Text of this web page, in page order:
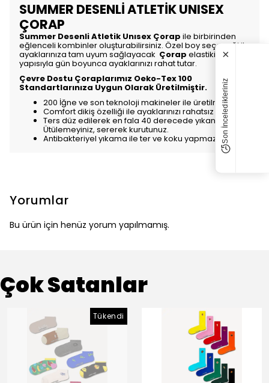
SUMMER DESENLİ ATLETİK UNISEX
ÇORAP
Summer Desenli Atletik Unısex Çorap ile birbirinden
eğlenceli kombinler oluşturabilirsiniz. Özel boy seçeneği ile
ayaklarınıza tam uyum sağlayacak Çorap elastiki
yapısıyla gün boyunca ayaklarınızı rahat tutar.
Çevre Dostu Çoraplarımız Oeko-Tex 100
Standartlarınıza Uygun Olarak Üretilmiştir.
200 İğne ve son teknoloji makineler ile üretilmiştir.
Comfort dikiş özelliği ile ayaklarınızı rahatsız etmez.
Ters düz edilerek en fala 40 derecede yıkanabilir.
Ütülemeyiniz, sererek kurutunuz.
Antibakteriyel yıkama ile ter ve koku yapmaz.
Yorumlar
Bu ürün için henüz yorum yapılmamış.
Çok Satanlar
Tükendi
×
Son İnceledikleriniz